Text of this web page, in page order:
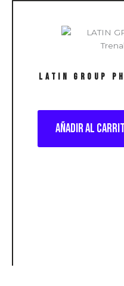
LATIN GROUP
Añadir al